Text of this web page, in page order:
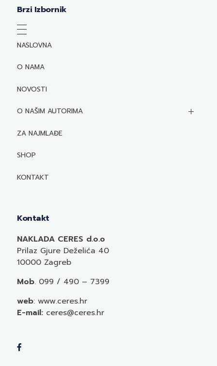
Brzi Izbornik
NASLOVNA
O NAMA
NOVOSTI
O NAŠIM AUTORIMA
Biografije autora
Mediji o autorima i njihovim naslovima
ZA NAJMLAĐE
SHOP
KONTAKT
Kontakt
NAKLADA CERES d.o.o
Prilaz Gjure Deželića 40
10000 Zagreb
Mob. 099 / 490 – 7399
web: www.ceres.hr
E-mail: ceres@ceres.hr